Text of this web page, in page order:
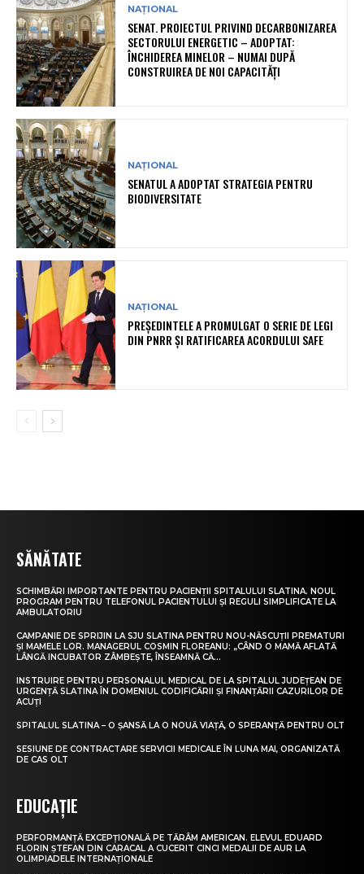
NAȚIONAL
SENAT. PROIECTUL PRIVIND DECARBONIZAREA
SECTORULUI ENERGETIC – ADOPTAT:
ÎNCHIDEREA MINELOR – NUMAI DUPĂ
CONSTRUIREA DE NOI CAPACITĂȚI
NAȚIONAL
SENATUL A ADOPTAT STRATEGIA PENTRU
BIODIVERSITATE
NAȚIONAL
PREȘEDINTELE A PROMULGAT O SERIE DE LEGI
DIN PNRR ȘI RATIFICAREA ACORDULUI SAFE
SĂNĂTATE
SCHIMBĂRI IMPORTANTE PENTRU PACIENȚII SPITALULUI SLATINA. NOUL
PROGRAM PENTRU TELEFONUL PACIENTULUI ȘI REGULI SIMPLIFICATE LA
AMBULATORIU
CAMPANIE DE SPRIJIN LA SJU SLATINA PENTRU NOU-NĂSCUȚII PREMATURI
ȘI MAMELE LOR. MANAGERUL COSMIN FLOREANU: „CÂND O MAMĂ AFLATĂ
LÂNGĂ INCUBATOR ZÂMBEȘTE, ÎNSEAMNĂ CĂ...
INSTRUIRE PENTRU PERSONALUL MEDICAL DE LA SPITALUL JUDEȚEAN DE
URGENȚĂ SLATINA ÎN DOMENIUL CODIFICĂRII ȘI FINANȚĂRII CAZURILOR DE
ACUȚI
SPITALUL SLATINA – O ȘANSĂ LA O NOUĂ VIAȚĂ, O SPERANȚĂ PENTRU OLT
SESIUNE DE CONTRACTARE SERVICII MEDICALE ÎN LUNA MAI, ORGANIZATĂ
DE CAS OLT
EDUCAȚIE
PERFORMANȚĂ EXCEPȚIONALĂ PE TĂRÂM AMERICAN. ELEVUL EDUARD
FLORIN ȘTEFAN DIN CARACAL A CUCERIT CINCI MEDALII DE AUR LA
OLIMPIADELE INTERNAȚIONALE